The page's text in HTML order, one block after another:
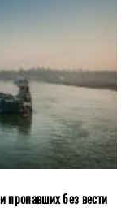
пропавших без вести